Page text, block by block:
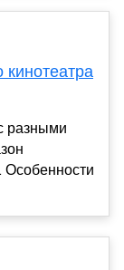
разными
Особенности